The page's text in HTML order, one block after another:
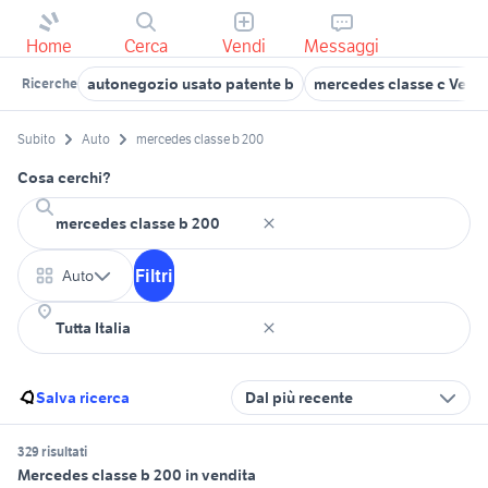
Home Cerca Vendi Messaggi
Ricerche autonegozio usato patente b mercedes classe c
Subito Auto mercedes classe b 200
Cosa cerchi?
Auto Filtri
Salva ricerca Dal più recente
329 risultati
Mercedes classe b 200 in vendita